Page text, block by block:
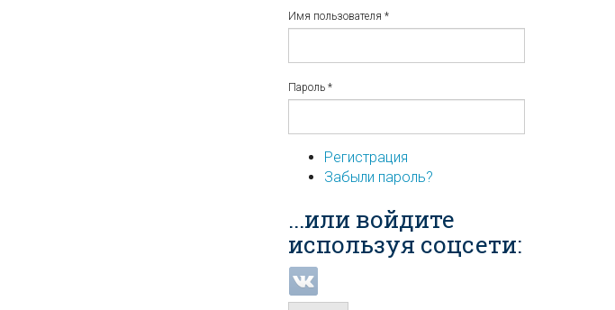
Имя пользователя *
Пароль *
Регистрация
Забыли пароль?
...или войдите
используя соцсети: